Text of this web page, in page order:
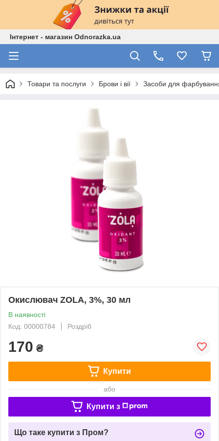
Інтернет - магазин Odnorazka.ua
Товари та послуги Брови і вії Засоби для
Окислювач ZOLA, 3%, 30 мл
В наявності
Код: 00000784
Роздріб
170 ₴
Купити
або
Купити з
Що таке купити з Пром?